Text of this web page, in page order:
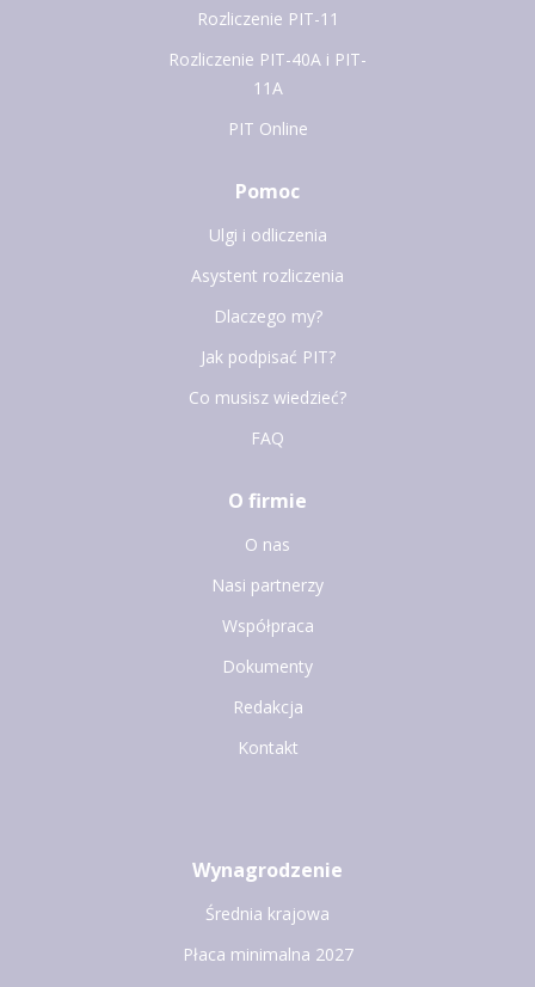
Rozliczenie PIT-11
Rozliczenie PIT-40A i PIT-
11A
PIT Online
Pomoc
Ulgi i odliczenia
Asystent rozliczenia
Dlaczego my?
Jak podpisać PIT?
Co musisz wiedzieć?
FAQ
O firmie
O nas
Nasi partnerzy
Współpraca
Dokumenty
Redakcja
Kontakt
Wynagrodzenie
Średnia krajowa
Płaca minimalna 2027